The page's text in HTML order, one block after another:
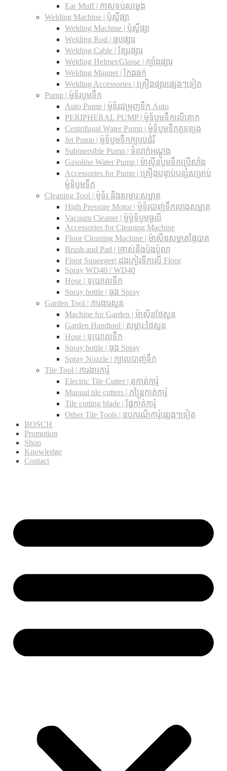
Ear Muff | កាសទប់សម្លេង
Welding Machine | ប៉ុស្តិ៍ផ្សា
Welding Machine | ប៉ុស្តិ៍ផ្សា
Welding Rod | ធូបផ្សារ
Welding Cable | ខ្សែរផ្សារ
Welding Helmet/Glasse | ក្បាំងផ្សារ
Welding Magnet | កែងឆក់
Welding Accessories | គ្រឿងផ្សារផ្សេងៗទៀត
Pump | ម៉ូទ័របូមទឹក
Auto Pump | ម៉ូទ័រជម្រុញទឹក Auto
PERIPHERAL PUMP | ម៉ូទ័បូមទឹកលើគោក
Centrifugal Water Pump | ម៉ូទ័បូមទឹកគូទខ្យង
Jet Pump | ម៉ូទ័បូមទឹកក្បាលដំរី
Submersible Pump | ទំលាក់អណ្តូង
Gasoline Water Pump | ម៉ាស៊ីនបូមទឹកប្រើសាំង
Accessories for Pump | គ្រឿងបន្ទាប់បន្សំសម្រាប់
ម៉ូទ័បូមទឹក
Cleaning Tool | ម៉ូទ័រ និងសម្ភារ:សម្អាត
High Pressure Motor | ម៉ូទ័របាញ់ទឹកលាងសម្អាត
Vacuum Cleaner | ម៉ូម៉ូទ័បូមធូលី
Accessories for Cleaning Machine
Floor Cleaning Machine | ម៉ាស៊ីនសម្អាតផ្ទៃបាត
Brush and Pad | ច្រាស់និងប៉ុងប៉ូលា
Floor Squeegee| ដងកៀរទឺកលើ Floor
Spray WD40 / WD40
Hose | ទុយោលទឹក
Spray bottle | ធុង Spray
Garden Tool | ការងារសួន
Machine for Garden | ម៉ាស៊ីនថែសួន
Garden Handtool | សម្ភារ:ថែសួន
Hose | ទុយោលទឹក
Spray bottle | ធុង Spray
Spray Nozzle | ក្បាលបាញ់ទឹក
Tile Tool | ការងារការ៉ូ
Electric Tile Cutter | តុកាត់ការ៉ូ
Manual tile cutters | កន្ត្រៃកាត់ការ៉ូ
Tile cutting blade | ផ្លែកាត់ការ៉ូ
Other Tile Tools | ឧបករណ៏ការ៉ូផ្សេងៗទៀត
BOSCH
Promotion
Shop
Knowledge
Contact